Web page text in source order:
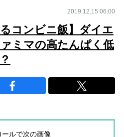
2019.12.15 06:00
コンビニ飯】ダイエ
ミマの高たんぱく低
ルで次の画像